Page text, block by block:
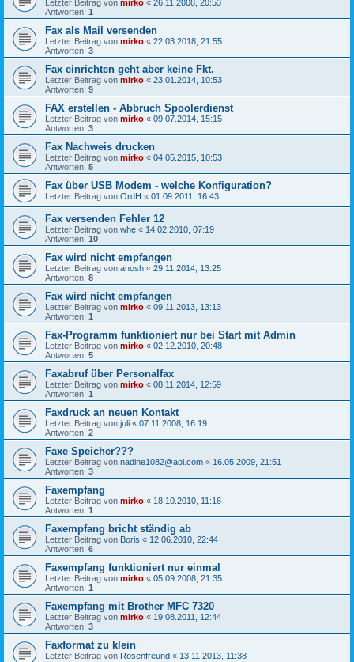
Letzter Beitrag von mirko « 26.11.2008, 20:53
Antworten: 1
Fax als Mail versenden
Letzter Beitrag von mirko « 22.03.2018, 21:55
Antworten: 3
Fax einrichten geht aber keine Fkt.
Letzter Beitrag von mirko « 23.01.2014, 10:53
Antworten: 9
FAX erstellen - Abbruch Spoolerdienst
Letzter Beitrag von mirko « 09.07.2014, 15:15
Antworten: 3
Fax Nachweis drucken
Letzter Beitrag von mirko « 04.05.2015, 10:53
Antworten: 5
Fax über USB Modem - welche Konfiguration?
Letzter Beitrag von OrdH « 01.09.2011, 16:43
Fax versenden Fehler 12
Letzter Beitrag von whe « 14.02.2010, 07:19
Antworten: 10
Fax wird nicht empfangen
Letzter Beitrag von anosh « 29.11.2014, 13:25
Antworten: 8
Fax wird nicht empfangen
Letzter Beitrag von mirko « 09.11.2013, 13:13
Antworten: 1
Fax-Programm funktioniert nur bei Start mit Admin
Letzter Beitrag von mirko « 02.12.2010, 20:48
Antworten: 5
Faxabruf über Personalfax
Letzter Beitrag von mirko « 08.11.2014, 12:59
Antworten: 1
Faxdruck an neuen Kontakt
Letzter Beitrag von juli « 07.11.2008, 16:19
Antworten: 2
Faxe Speicher???
Letzter Beitrag von nadine1082@aol.com « 16.05.2009, 21:51
Antworten: 3
Faxempfang
Letzter Beitrag von mirko « 18.10.2010, 11:16
Antworten: 1
Faxempfang bricht ständig ab
Letzter Beitrag von Boris « 12.06.2010, 22:44
Antworten: 6
Faxempfang funktioniert nur einmal
Letzter Beitrag von mirko « 05.09.2008, 21:35
Antworten: 1
Faxempfang mit Brother MFC 7320
Letzter Beitrag von mirko « 19.08.2011, 12:44
Antworten: 3
Faxformat zu klein
Letzter Beitrag von Rosenfreund « 13.11.2013, 11:38